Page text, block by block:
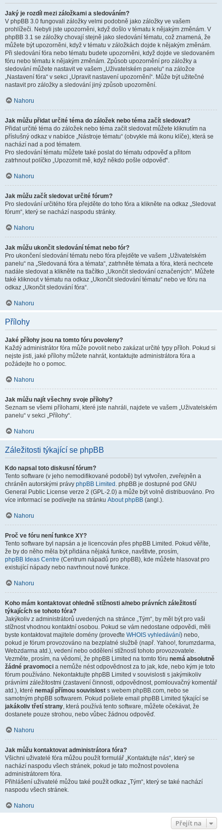
Jaký je rozdíl mezi záložkami a sledováním?
V phpBB 3.0 fungovali záložky velmi podobně jako záložky ve vašem
prohlížeči. Nebyli jste upozorněni, když došlo v tématu k nějakým změnám. V
phpBB 3.1 se záložky chovají stejně jako sledování tématu, což znamená, že
můžete být upozorněni, když v tématu v záložkách dojde k nějakým změnám.
Při sledování fóra nebo tématu budete upozorněni, když dojde ve sledovaném
fóru nebo tématu k nějakým změnám. Způsob upozornění pro záložky a
sledování můžete nastavit ve vašem „Uživatelském panelu“ na záložce
„Nastavení fóra“ v sekci „Upravit nastavení upozornění“. Může být užitečné
nastavit pro záložky a sledování jiný způsob upozornění.
Nahoru
Jak můžu přidat určité téma do záložek nebo téma začít sledovat?
Přidat určité téma do záložek nebo téma začít sledovat můžete kliknutím na
příslušný odkaz v nabídce „Nástroje tématu“ (obvykle má ikonu klíče), která se
nachází nad a pod tématem.
Pro sledování tématu můžete také poslat do tématu odpověď a přitom
zatrhnout políčko „Upozornit mě, když někdo pošle odpověď“.
Nahoru
Jak můžu začít sledovat určité fórum?
Pro sledování určitého fóra přejděte do toho fóra a klikněte na odkaz „Sledovat
fórum“, který se nachází naspodu stránky.
Nahoru
Jak můžu ukončit sledování témat nebo fór?
Pro ukončení sledování tématu nebo fóra přejděte ve vašem „Uživatelském
panelu“ na „Sledovaná fóra a témata“, zatrhněte témata a fóra, která nechcete
nadále sledovat a klikněte na tlačítko „Ukončit sledování označených“. Můžete
také kliknout v tématu na odkaz „Ukončit sledování tématu“ nebo ve fóru na
odkaz „Ukončit sledování fóra“.
Nahoru
Přílohy
Jaké přílohy jsou na tomto fóru povoleny?
Každý administrátor fóra může povolit nebo zakázat určité typy příloh. Pokud si
nejste jisti, jaké přílohy můžete nahrát, kontaktujte administrátora fóra a
požádejte ho o pomoc.
Nahoru
Jak můžu najít všechny svoje přílohy?
Seznam se všemi přílohami, které jste nahráli, najdete ve vašem „Uživatelském
panelu“ v sekci „Přílohy“.
Nahoru
Záležitosti týkající se phpBB
Kdo napsal toto diskusní fórum?
Tento software (v jeho nemodifikované podobě) byl vytvořen, zveřejněn a
chráněn autorskými právy phpBB Limited . phpBB je dostupné pod GNU
General Public License verze 2 (GPL-2.0) a může být volně distribuováno. Pro
více informací se podívejte na stránku About phpBB (angl.).
Nahoru
Proč ve fóru není funkce XY?
Tento software byl napsán a je licencován přes phpBB Limited. Pokud věříte,
že by do něho měla být přidána nějaká funkce, navštivte, prosím,
phpBB Ideas Centre (Centrum nápadů pro phpBB), kde můžete hlasovat pro
existující nápady nebo navrhnout nové funkce.
Nahoru
Koho mám kontaktovat ohledně stížnosti a/nebo právních záležitostí
týkajících se tohoto fóra?
Jakýkoliv z administrátorů uvedených na stránce „Tým“, by měl být pro vaši
stížnost vhodnou kontaktní osobou. Pokud se vám nedostane odpovědi, měli
byste kontaktovat majitele domény (proveďte WHOIS vyhledávání) nebo,
pokud je fórum provozováno na bezplatné službě (např. Yahoo!, forumzdarma,
Webzdarma atd.), vedení nebo oddělení stížností tohoto provozovatele.
Vezměte, prosím, na vědomí, že phpBB Limited na tomto fóru nemá absolutně
žádné pravomoci a nemůže nést odpovědnost za to jak, kde, nebo kým je toto
fórum používáno. Nekontaktujte phpBB Limited v souvislosti s jakýmikoliv
právními záležitostmi (zastavení činnosti, odpovědnost, pomlouvačný komentář
atd.), které nemají přímou souvislost s webem phpBB.com, nebo se
samotným phpBB softwarem. Pokud pošlete email phpBB Limited týkající se
jakákoliv třetí strany, která používá tento software, můžete očekávat, že
dostanete pouze strohou, nebo vůbec žádnou odpověď.
Nahoru
Jak můžu kontaktovat administrátora fóra?
Všichni uživatelé fóra můžou použít formulář „Kontaktujte nás“, který se
nachází naspodu všech stránek, pokud je tato možnost povolena
administrátorem fóra.
Přihlášení uživatelé můžou také použít odkaz „Tým“, který se také nachází
naspodu všech stránek.
Nahoru
Přejít na